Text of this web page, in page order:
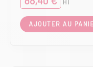
HT
AJOUTER AU